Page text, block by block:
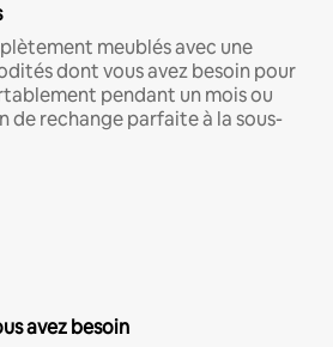
meublés avec une
dont vous avez besoin pour
pendant un mois ou
de rechange parfaite à la sous-
avez besoin